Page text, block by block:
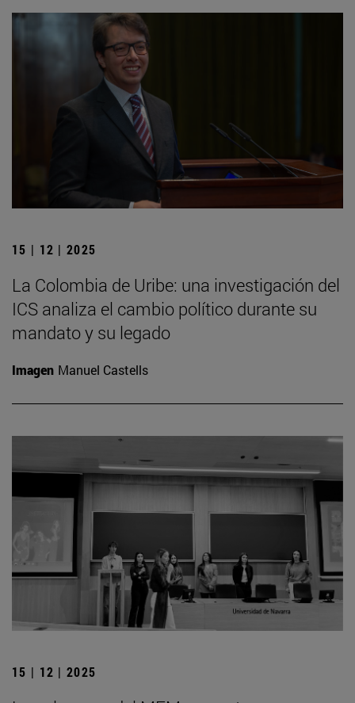
15 | 12 | 2025
La Colombia de Uribe: una investigación del
ICS analiza el cambio político durante su
mandato y su legado
Imagen Manuel Castells
15 | 12 | 2025